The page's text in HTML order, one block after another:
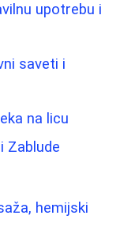
upotrebu i
saveti i
na licu
Zablude
hemijski